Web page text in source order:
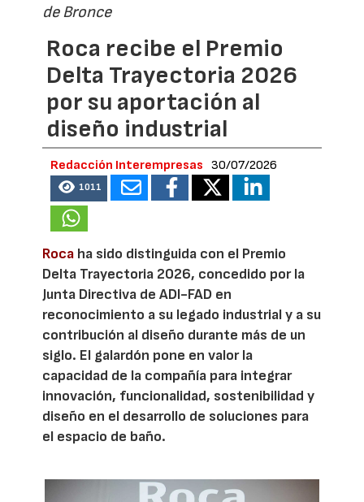
de Bronce
Roca recibe el Premio
Delta Trayectoria 2026
por su aportación al
diseño industrial
Redacción Interempresas 30/07/2026
1011
Roca ha sido distinguida con el Premio
Delta Trayectoria 2026, concedido por la
Junta Directiva de ADI-FAD en
reconocimiento a su legado industrial y a su
contribución al diseño durante más de un
siglo. El galardón pone en valor la
capacidad de la compañía para integrar
innovación, funcionalidad, sostenibilidad y
diseño en el desarrollo de soluciones para
el espacio de baño.